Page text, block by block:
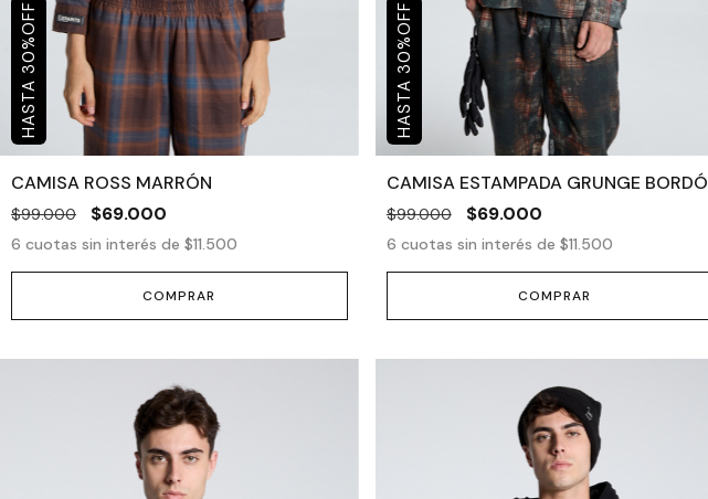
30
%
OFF
CAMISA ROSS MARRÓN
$99.000 $69.000
6 cuotas sin interés de $11.500
COMPRAR
30
%
OFF
CAMISA ESTAMPADA GRUNGE BORDÓ
$99.000 $69.000
6 cuotas sin interés de $11.500
COMPRAR